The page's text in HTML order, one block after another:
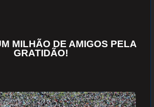
MILHÃO DE AMIGOS PELA
GRATIDÃO!